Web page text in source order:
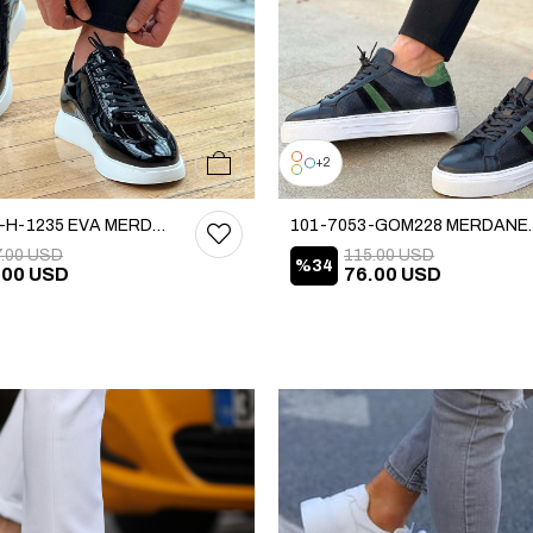
101-7034-H-1235 EVA MERDANE AYAKKABI
USD
USD
39404142 44 45 2
101-
%34 76.00 USD
115.00 USD